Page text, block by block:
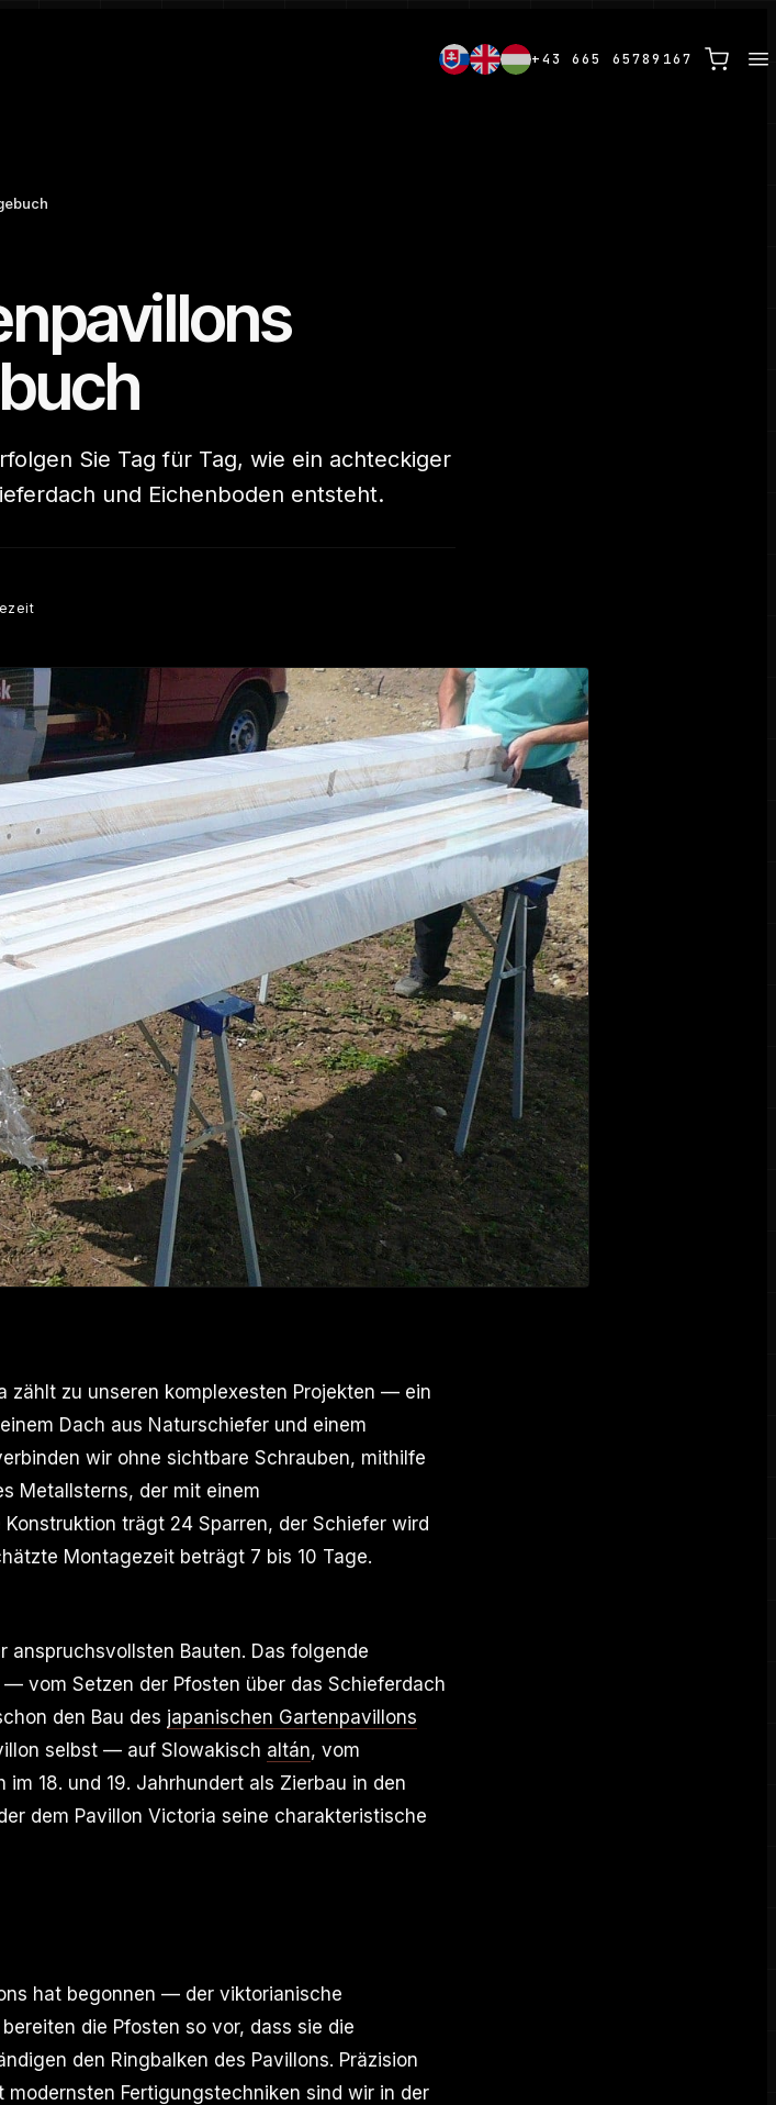
+43 665 65789167
Sie Tag für Tag, wie ein achteckiger
und Eichenboden entsteht.
zählt zu unseren komplexesten Projekten — ein
Dach aus Naturschiefer und einem
wir ohne sichtbare Schrauben, mithilfe
Metallsterns, der mit einem
trägt 24 Sparren, der Schiefer wird
Montagezeit beträgt 7 bis 10 Tage.
anspruchsvollsten Bauten. Das folgende
vom Setzen der Pfosten über das Schieferdach
den Bau des japanischen Gartenpavillons
selbst — auf Slowakisch altán, vom
18. und 19. Jahrhundert als Zierbau in den
dem Pavillon Victoria seine charakteristische
hat begonnen — der viktorianische
die Pfosten so vor, dass sie die
den Ringbalken des Pavillons. Präzision
Fertigungstechniken sind wir in der